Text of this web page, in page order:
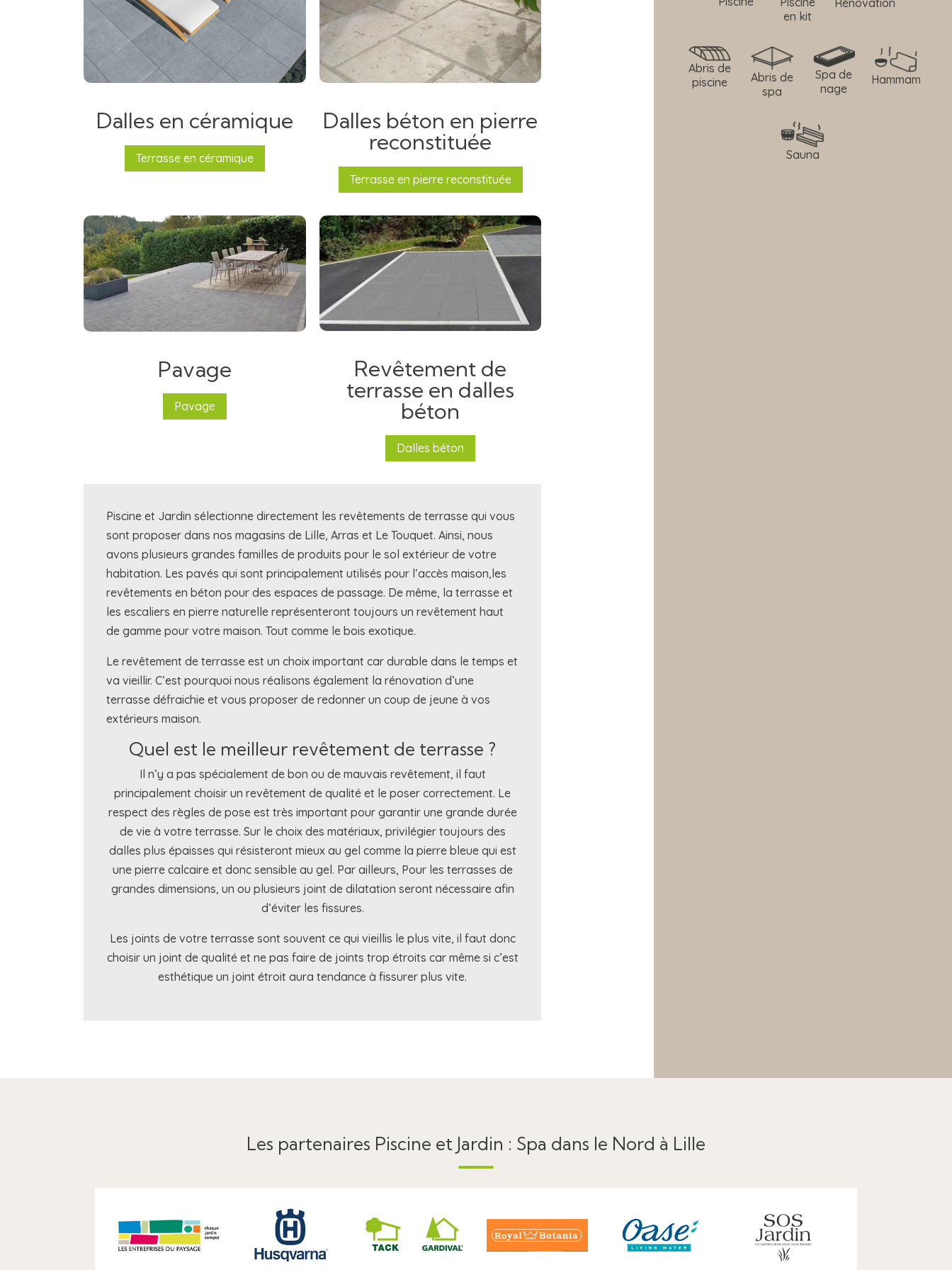
Dalles en céramique
Terrasse en céramique
Dalles béton en pierre
reconstituée
Terrasse en pierre reconstituée
Pavage
Pavage
Revêtement de
terrasse en dalles
béton
Dalles béton
Piscine et Jardin sélectionne directement les revêtements de terrasse qui vous
sont proposer dans nos magasins de Lille, Arras et Le Touquet. Ainsi, nous
avons plusieurs grandes familles de produits pour le sol extérieur de votre
habitation. Les pavés qui sont principalement utilisés pour l’accès maison,les
revêtements en béton pour des espaces de passage. De même, la terrasse et
les escaliers en pierre naturelle représenteront toujours un revêtement haut
de gamme pour votre maison. Tout comme le bois exotique.
Le revêtement de terrasse est un choix important car durable dans le temps et
va vieillir. C’est pourquoi nous réalisons également la rénovation d’une
terrasse défraichie et vous proposer de redonner un coup de jeune à vos
extérieurs maison.
Quel est le meilleur revêtement de terrasse ?
Il n’y a pas spécialement de bon ou de mauvais revêtement, il faut
principalement choisir un revêtement de qualité et le poser correctement. Le
respect des règles de pose est très important pour garantir une grande durée
de vie à votre terrasse. Sur le choix des matériaux, privilégier toujours des
dalles plus épaisses qui résisteront mieux au gel comme la pierre bleue qui est
une pierre calcaire et donc sensible au gel. Par ailleurs, Pour les terrasses de
grandes dimensions, un ou plusieurs joint de dilatation seront nécessaire afin
d’éviter les fissures.
Les joints de votre terrasse sont souvent ce qui vieillis le plus vite, il faut donc
choisir un joint de qualité et ne pas faire de joints trop étroits car même si c’est
esthétique un joint étroit aura tendance à fissurer plus vite.
en kit
Rénovation
Abris de
piscine
Abris de
spa
Spa de
nage
Hammam
Sauna
Les partenaires Piscine et Jardin : Spa dans le Nord à Lille